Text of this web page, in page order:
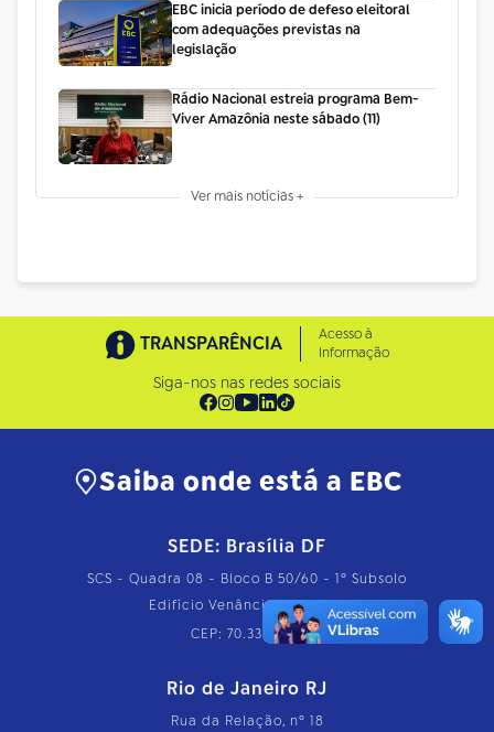
EBC inicia período de defeso eleitoral
com adequações previstas na
legislação
Rádio Nacional estreia programa Bem-
Viver Amazônia neste sábado (11)
Ver mais notícias +
TRANSPARÊNCIA
Acesso à
Informação
Siga-nos nas redes sociais
Saiba onde está a EBC
SEDE: Brasília DF
SCS - Quadra 08 - Bloco B 50/60 - 1º Subsolo
Edifício Venâncio Shopping
CEP: 70.333-900
Rio de Janeiro RJ
Rua da Relação, nº 18